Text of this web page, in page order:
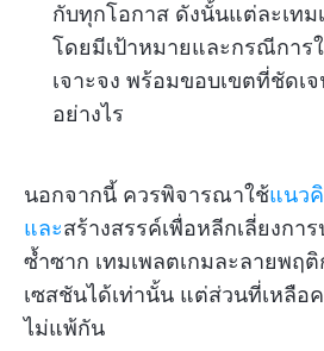
กับทุกโอกาส ดังนั้นแต่ละเท
โดยมีเป้าหมายและกรณีการ
เจาะจง พร้อมขอบเขตที่ชัดเ
อย่างไร
นอกจากนี้ ควรพิจารณาใช้แนว
และสร้างสรรค์เพื่อหลีกเลี่ยงกา
ซ้ำซาก เทมเพลตเกมละลายพฤ
เซสชันได้เท่านั้น แต่ส่วนที่เหลือ
ไม่แพ้กัน